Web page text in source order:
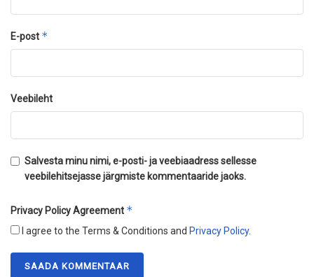
E-post *
Veebileht
Salvesta minu nimi, e-posti- ja veebiaadress sellesse
veebilehitsejasse järgmiste kommentaaride jaoks.
Privacy Policy Agreement *
I agree to the Terms & Conditions and Privacy Policy.